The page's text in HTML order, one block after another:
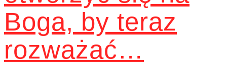
Boga, by teraz
rozważać…